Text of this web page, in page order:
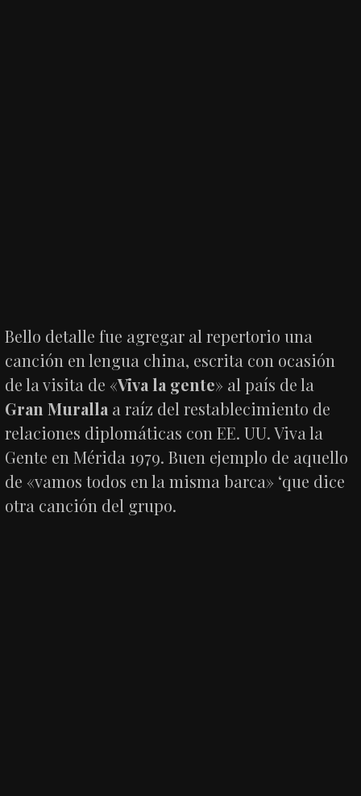
Bello detalle fue agregar al repertorio una
canción en lengua china, escrita con ocasión
de la visita de «Viva la gente» al país de la
Gran Muralla a raíz del restablecimiento de
relaciones diplomáticas con EE. UU. Viva la
Gente en Mérida 1979. Buen ejemplo de aquello
de «vamos todos en la misma barca» ‘que dice
otra canción del grupo.